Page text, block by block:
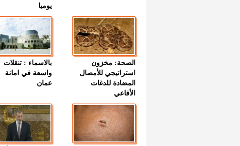
يوميا
الصحة: مخزون
استراتيجي للأمصال
المضادة للدغات
الأفاعي
بالاسماء : تنقلات
واسعة في امانة
عمان